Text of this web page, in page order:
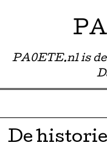
PA0ETE.nl is
Skip to content
De